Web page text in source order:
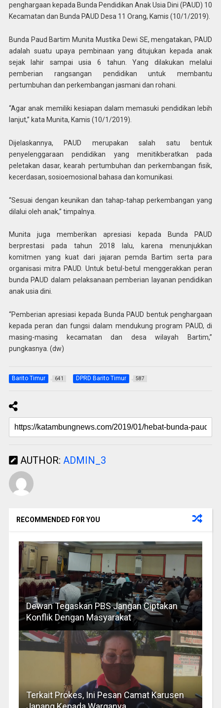
penghargaan kepada Bunda Pendidikan Anak Usia Dini (PAUD) 10
Kecamatan dan Bunda PAUD Desa 11 Orang, Kamis (10/1/2019).
Bunda Paud Bartim Munita Mustika Dewi SE, mengatakan, PAUD
adalah suatu upaya pembinaan yang ditujukan kepada anak
sejak lahir sampai usia 6 tahun. Yang dilakukan melalui
pemberian rangsangan pendidikan untuk membantu
pertumbuhan dan perkembangan jasmani dan rohani.
“Agar anak memiliki kesiapan dalam memasuki pendidikan lebih
lanjut,” kata Munita, Kamis (10/1/2019).
Dijelaskannya, PAUD merupakan salah satu bentuk
penyelenggaraan pendidikan yang menitikberatkan pada
peletakan dasar, kearah pertumbuhan dan perkembangan fisik,
kecerdasan, sosioemosional bahasa dan komunikasi.
“Sesuai dengan keunikan dan tahap-tahap perkembangan yang
dilalui oleh anak,” timpalnya.
Munita juga memberikan apresiasi kepada Bunda PAUD
berprestasi pada tahun 2018 lalu, karena menunjukkan
komitmen yang kuat dari jajaran pemda Bartim serta para
organisasi mitra PAUD. Untuk betul-betul menggerakkan peran
bunda PAUD dalam pelaksanaan pemberian layanan pendidikan
anak usia dini.
“Pemberian apresiasi kepada Bunda PAUD bentuk penghargaan
kepada peran dan fungsi dalam mendukung program PAUD, di
masing-masing kecamatan dan desa wilayah Bartim,”
pungkasnya. (dw)
Barito Timur 641 DPRD Barito Timur 587
AUTHOR: ADMIN_3
RECOMMENDED FOR YOU
Dewan Tegaskan PBS Jangan Ciptakan
Konflik Dengan Masyarakat
Terkait Prokes, Ini Pesan Camat Karusen